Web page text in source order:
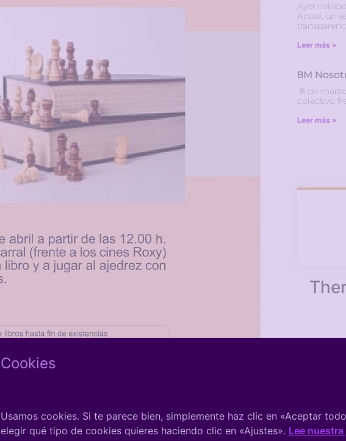
Ayer
Anual, un
Leer más »
8M
8 de
colectivo
Leer más »
Cookies
Usamos cookies. Si te parece bien, simplemente haz clic en «Aceptar
elegir qué tipo de cookies quieres haciendo clic en «Ajustes». Lee